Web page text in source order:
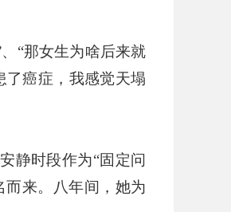
、 “那女生为啥后来就
了癌症，我感觉天塌
静时段作为“固定问
而来。八年间，她为